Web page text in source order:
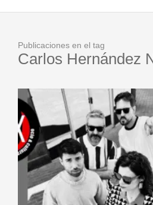
Publicaciones en el tag
Carlos Hernández